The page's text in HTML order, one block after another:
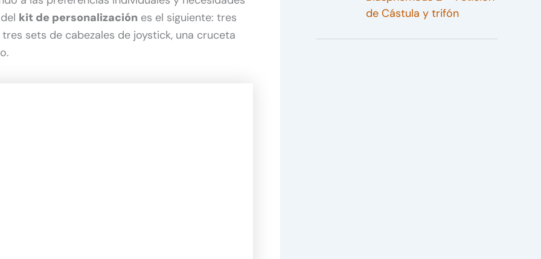
kit de personalización es el siguiente: tres
sets de cabezales de joystick, una cruceta
de Cástula y trifón